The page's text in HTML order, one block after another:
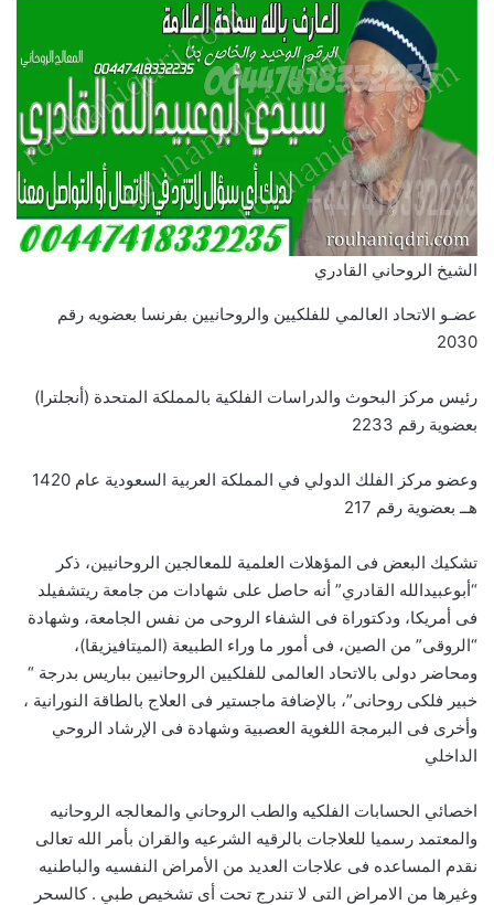
الشيخ الروحاني القادري
عضـو الاتحاد العالمي للفلكيين والروحانيين بفرنسا بعضويه رقم
2030
رئيس مركز البحوث والدراسات الفلكية بالمملكة المتحدة (أنجلترا)
بعضوية رقم 2233
وعضو مركز الفلك الدولي في المملكة العربية السعودية عام 1420
هــ بعضوية رقم 217
تشكيك البعض فى المؤهلات العلمية للمعالجين الروحانيين، ذكر
“أبوعبيدالله القادري” أنه حاصل على شهادات من جامعة ريتشفيلد
فى أمريكا، ودكتوراة فى الشفاء الروحى من نفس الجامعة، وشهادة
“الروقى” من الصين، فى أمور ما وراء الطبيعة (الميتافيزيقا)،
ومحاضر دولى بالاتحاد العالمى للفلكيين الروحانيين بباريس بدرجة “
خبير فلكى روحانى”، بالإضافة ماجستير فى العلاج بالطاقة النورانية ،
وأخرى فى البرمجة اللغوية العصبية وشهادة فى الإرشاد الروحي
الداخلي
اخصائي الحسابات الفلكيه والطب الروحاني والمعالجه الروحانيه
والمعتمد رسميا للعلاجات بالرقيه الشرعيه والقران بأمر الله تعالى
نقدم المساعده فى علاجات العديد من الأمراض النفسيه والباطنيه
وغيرها من الامراض التى لا تندرج تحت أى تشخيص طبي . كالسحر